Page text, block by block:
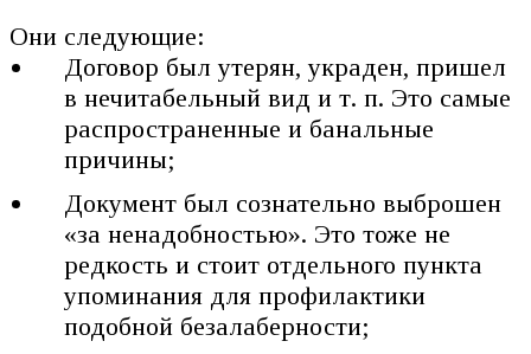
Они следующие:
Договор был утерян, украден, пришел
в нечитабельный вид и т. п. Это самые
распространенные и банальные
причины;
Документ был сознательно выброшен
«за ненадобностью». Это тоже не
редкость и стоит отдельного пункта
упоминания для профилактики
подобной безалаберности;